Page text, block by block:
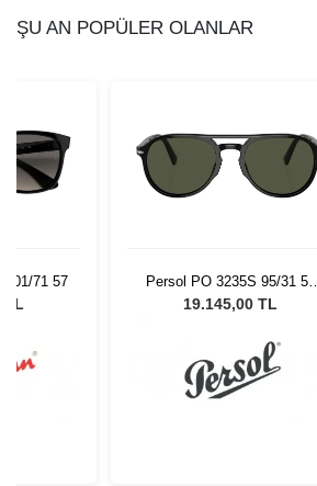
ŞU AN POPÜLER OLANLAR
601/71 57
TL
Persol PO 3235S 95/31 55
Unisex Güneş Gözlüğü
19.145,00 TL